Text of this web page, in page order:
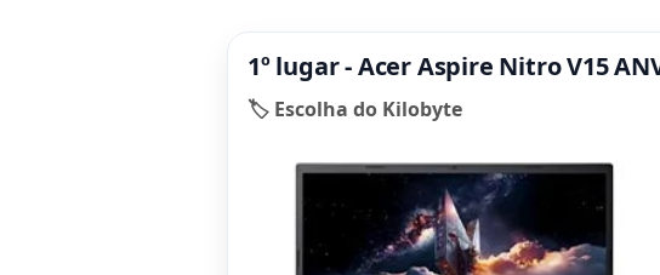
1º lugar - Acer Aspire Nitro V15
🏷️ Escolha do Kilobyte